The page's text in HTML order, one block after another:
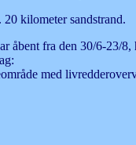
kilometer sandstrand.
åbent fra den 30/6-23/
med